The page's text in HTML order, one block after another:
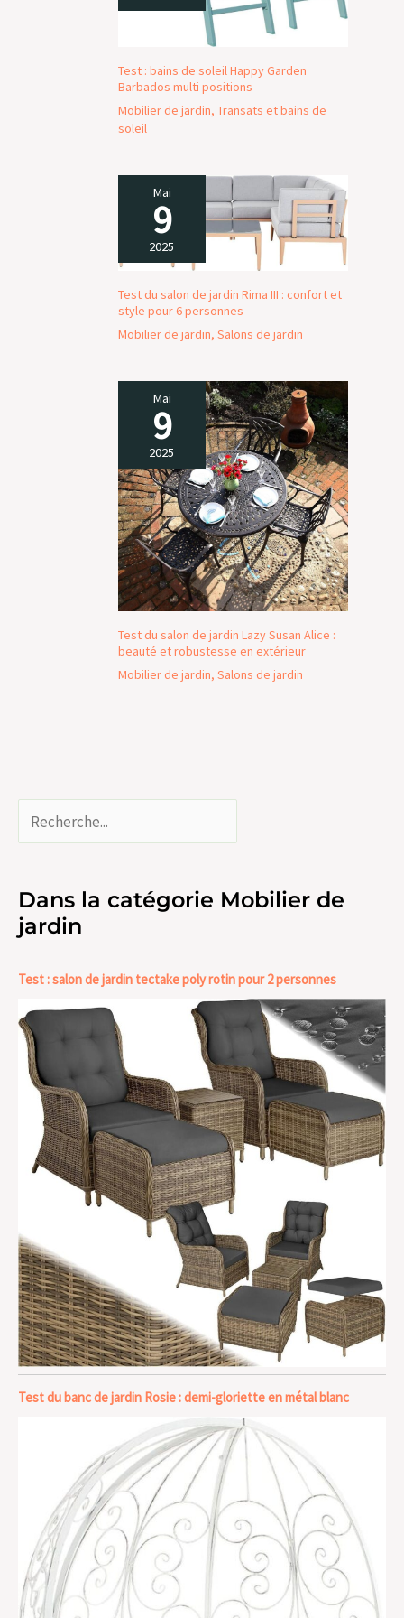
Test : bains de soleil Happy Garden
Barbados multi positions
Mobilier de jardin, Transats et bains de
soleil
Mai
9
2025
Test du salon de jardin Rima III : confort et
style pour 6 personnes
Mobilier de jardin, Salons de jardin
Mai
9
2025
Test du salon de jardin Lazy Susan Alice :
beauté et robustesse en extérieur
Mobilier de jardin, Salons de jardin
Dans la catégorie Mobilier de
jardin
Test : salon de jardin tectake poly rotin pour 2 personnes
Test du banc de jardin Rosie : demi-gloriette en métal blanc